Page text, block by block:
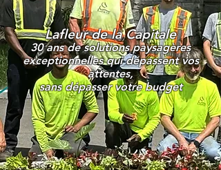
Lafleur de la Capitale
30 ans de solutions paysagères
exceptionnelles qui dépassent vos
attentes,
sans dépasser votre budget